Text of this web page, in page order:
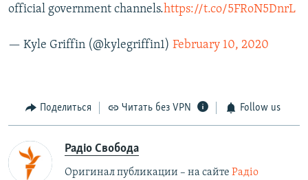
official government channels.https://t.co/5FRoN5DnrL
— Kyle Griffin (@kylegriffin1) February 10, 2020
Поделиться Читать без VPN Follow us
Радіо Свобода
Оригинал публикации – на сайте Радіо